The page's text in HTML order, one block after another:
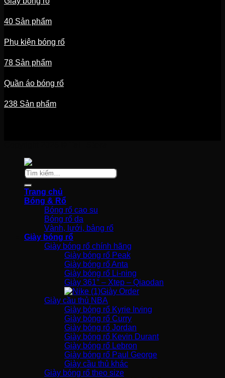
40 Sản phẩm
Phụ kiện bóng rổ
78 Sản phẩm
Quần áo bóng rổ
238 Sản phẩm
Tìm
kiếm:
Trang chủ
Bóng & Rổ
Bóng rổ cao su
Bóng rổ da
Vành, lưới, bảng rổ
Giày bóng rổ
Giày bóng rổ chính hãng
Giày bóng rổ Peak
Giày bóng rổ Anta
Giày bóng rổ Li-ning
Giày 361° – Xtep – Qiaodan
Giày Order
Giày cầu thủ NBA
Giày bóng rổ Kyrie Irving
Giày bóng rổ Curry
Giày bóng rổ Jordan
Giày bóng rổ Kevin Durant
Giày bóng rổ Lebron
Giày bóng rổ Paul George
Giày cầu thủ khác
Giày bóng rổ theo size